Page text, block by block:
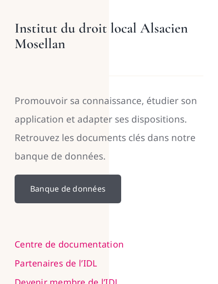
Institut du droit local Alsacien
Mosellan
Promouvoir sa connaissance, étudier son
application et adapter ses dispositions.
Retrouvez les documents clés dans notre
banque de données.
Banque de données
Centre de documentation
Partenaires de l’IDL